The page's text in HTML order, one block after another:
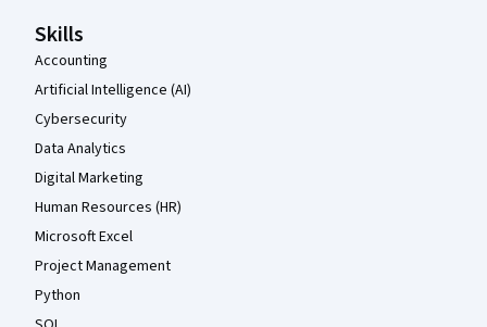
Skills
Accounting
Artificial Intelligence (AI)
Cybersecurity
Data Analytics
Digital Marketing
Human Resources (HR)
Microsoft Excel
Project Management
Python